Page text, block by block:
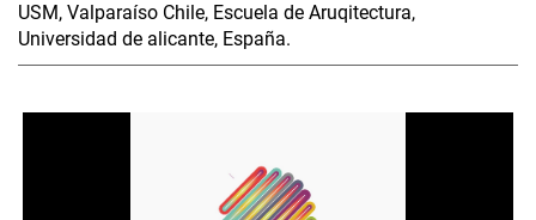
USM, Valparaíso Chile, Escuela de Aruqitectura,
Universidad de alicante, España.